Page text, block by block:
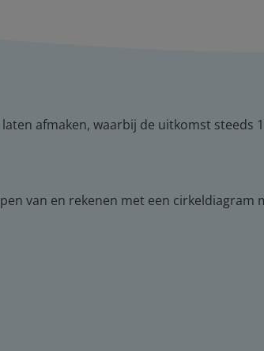
afmaken, waarbij de uitkomst steeds
van en rekenen met een cirkeldiagram